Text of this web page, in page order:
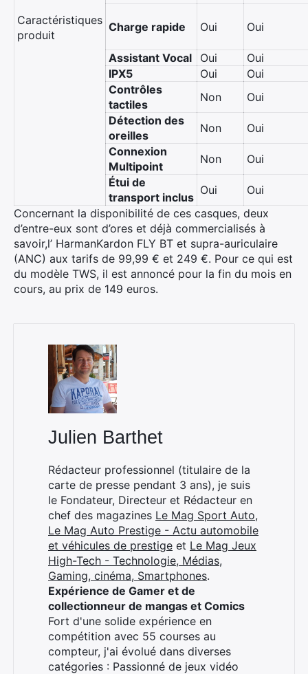
Caractéristiques
produit
Charge rapide Oui Oui
Assistant Vocal Oui
Oui
IPX5
Oui
Oui
Contrôles
tactiles
Non
Oui
Détection des
oreilles
Non
Oui
Connexion
Multipoint
Non
Oui
Étui de
transport inclus
Oui
Oui
Concernant la disponibilité de ces casques, deux
d’entre-eux sont d’ores et déjà commercialisés à
savoir,l’ HarmanKardon FLY BT et supra-auriculaire
(ANC) aux tarifs de 99,99 € et 249 €. Pour ce qui est
du modèle TWS, il est annoncé pour la fin du mois en
cours, au prix de 149 euros.
Julien Barthet
Rédacteur professionnel (titulaire de la
carte de presse pendant 3 ans), je suis
le Fondateur, Directeur et Rédacteur en
chef des magazines Le Mag Sport Auto,
Le Mag Auto Prestige - Actu automobile
et véhicules de prestige et Le Mag Jeux
High-Tech - Technologie, Médias,
Gaming, cinéma, Smartphones.
Expérience de Gamer et de
collectionneur de mangas et Comics
Fort d'une solide expérience en
compétition avec 55 courses au
compteur, j'ai évolué dans diverses
catégories : Passionné de jeux vidéo